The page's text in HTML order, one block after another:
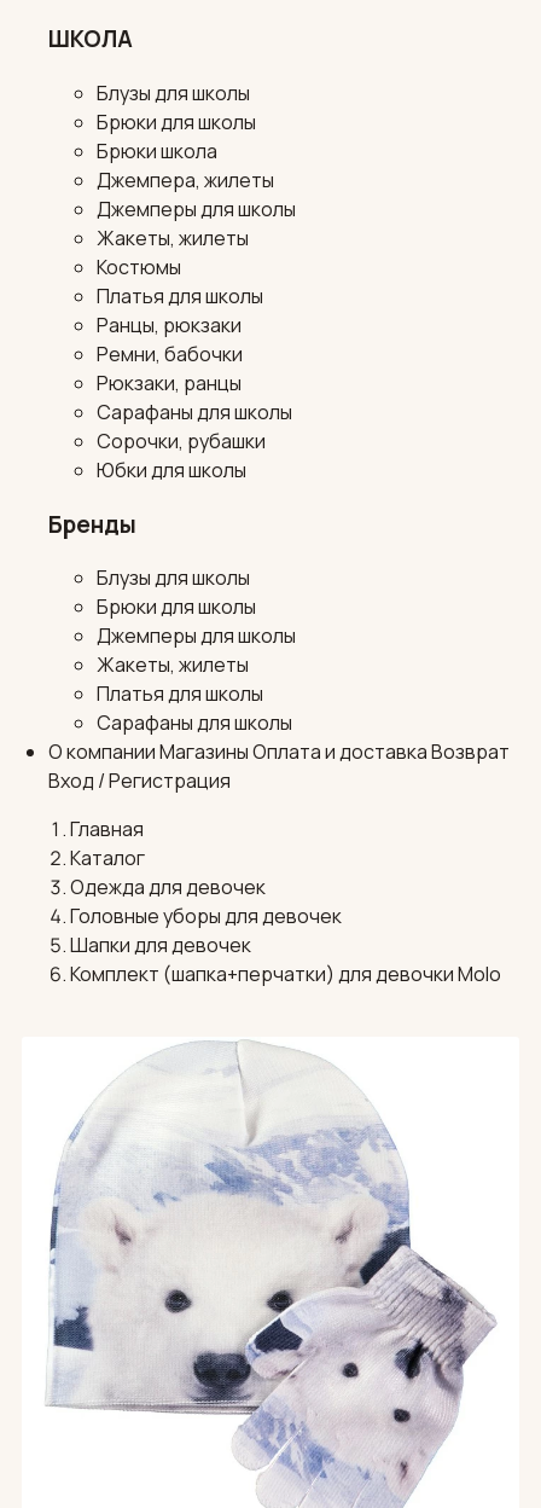
ШКОЛА
Блузы для школы
Брюки для школы
Брюки школа
Джемпера, жилеты
Джемперы для школы
Жакеты, жилеты
Костюмы
Платья для школы
Ранцы, рюкзаки
Ремни, бабочки
Рюкзаки, ранцы
Сарафаны для школы
Сорочки, рубашки
Юбки для школы
Бренды
Блузы для школы
Брюки для школы
Джемперы для школы
Жакеты, жилеты
Платья для школы
Сарафаны для школы
О компанииМагазиныОплата и доставкаВозврат
Вход / Регистрация
Главная
Каталог
Одежда для девочек
Головные уборы для девочек
Шапки для девочек
Комплект (шапка+перчатки) для девочки Molo